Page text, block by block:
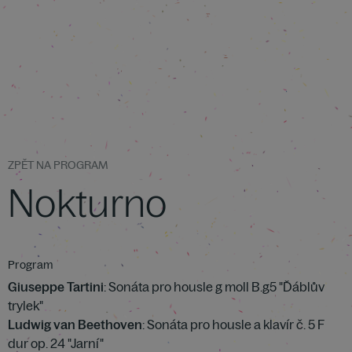
ZPĚT NA PROGRAM
Nokturno
Program
Giuseppe Tartini: Sonáta pro housle g moll B.g5 "Ďáblův
trylek"
Ludwig van Beethoven: Sonáta pro housle a klavír č. 5 F
dur op. 24 "Jarní"